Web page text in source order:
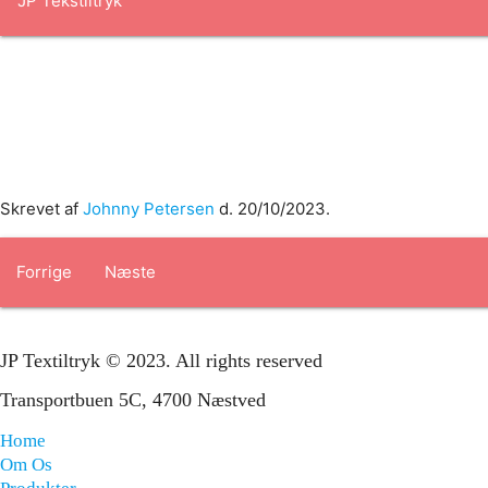
Skrevet af Johnny Petersen d. 20/10/2023.
Forrige Næste
JP Textiltryk © 2023. All rights reserved
Transportbuen 5C, 4700 Næstved
Home
Om Os